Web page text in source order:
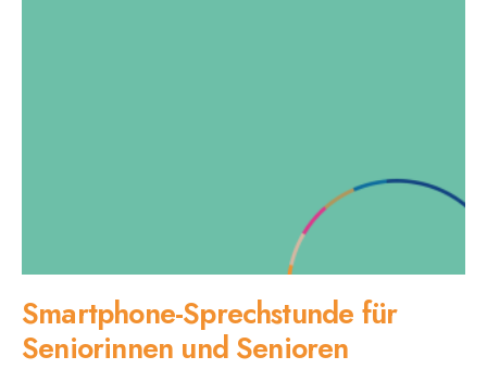
Smartphone-Sprechstunde für
Seniorinnen und Senioren